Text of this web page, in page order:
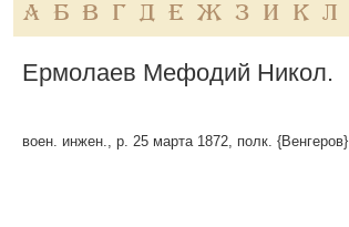
А Б В Г Д Е Ж З И К Л
Ермолаев Мефодий Никол.
воен. инжен., р. 25 марта 1872, полк. {Венгеров}